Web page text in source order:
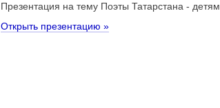
Презентация на тему Поэты Татарстана - детям
Открыть презентацию »